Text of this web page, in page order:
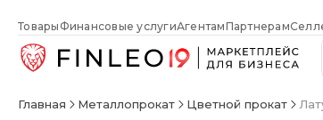
Товары Финансовые услугиАгентамПартнерам
Главная Металлопрокат Цветной прокат